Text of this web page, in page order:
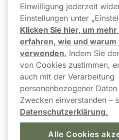
Kundendienst
Kundendienst
FAQ
Paketstatus &
Sendungsverfolgung
Versand und Lieferung
Retoure anmelden /
Einwilligung jederzeit
Einstellungen unter
Klicken Sie hier, um
erfahren, wie und warum
verwenden. Indem Sie
von Cookies zustimmen,
auch mit der Verarbeitung
personenbezogener
Zwecken einverstanden –
Datenschutzerklärung.
Alle Cookies